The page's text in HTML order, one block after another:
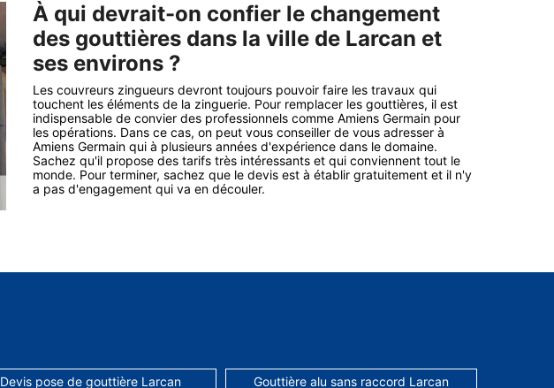
À qui devrait-on confier le changement
des gouttières dans la ville de Larcan et
ses environs ?
Les couvreurs zingueurs devront toujours pouvoir faire les travaux qui
touchent les éléments de la zinguerie. Pour remplacer les gouttières, il est
indispensable de convier des professionnels comme Amiens Germain pour
les opérations. Dans ce cas, on peut vous conseiller de vous adresser à
Amiens Germain qui à plusieurs années d'expérience dans le domaine.
Sachez qu'il propose des tarifs très intéressants et qui conviennent tout le
monde. Pour terminer, sachez que le devis est à établir gratuitement et il n'y
a pas d'engagement qui va en découler.
Devis pose de gouttière Larcan Gouttière alu sans raccord Larcan